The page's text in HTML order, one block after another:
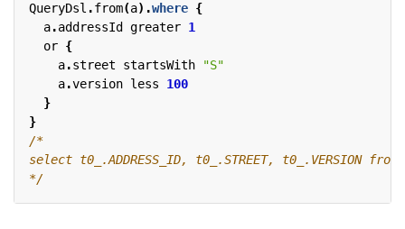
QueryDsl .from(a).where {
a.addressId greater 1
or {
a.street startsWith
"S"
a.version less
100
}
}
*/